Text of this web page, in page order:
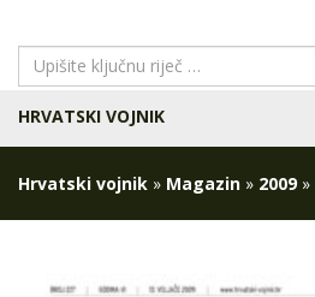
HRVATSKI VOJNIK
Hrvatski vojnik » Magazin » 2009»